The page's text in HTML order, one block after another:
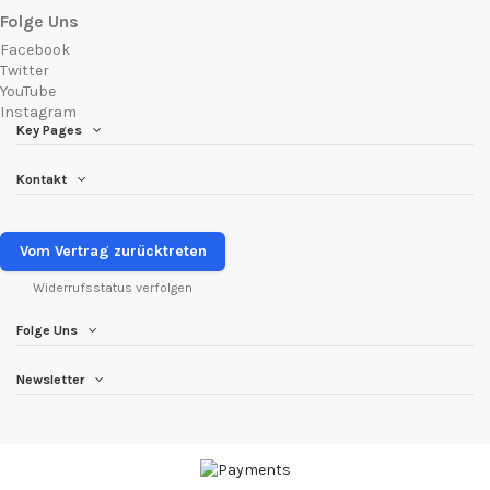
Folge Uns
Facebook
Twitter
YouTube
Instagram
Key Pages
Kontakt
Vom Vertrag zurücktreten
Widerrufsstatus verfolgen
Folge Uns
Newsletter